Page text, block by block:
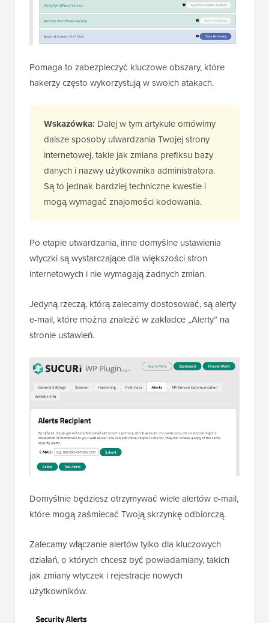
Pomaga to zabezpieczyć kluczowe obszary, które
hakerzy często wykorzystują w swoich atakach.
Wskazówka: Dalej w tym artykule omówimy
dalsze sposoby utwardzania Twojej strony
internetowej, takie jak zmiana prefiksu bazy
danych i nazwy użytkownika administratora.
Są to jednak bardziej techniczne kwestie i
mogą wymagać znajomości kodowania.
Po etapie utwardzania, inne domyślne ustawienia
wtyczki są wystarczające dla większości stron
internetowych i nie wymagają żadnych zmian.
Jedyną rzeczą, którą zalecamy dostosować, są alerty
e-mail, które można znaleźć w zakładce „Alerty” na
stronie ustawień.
Domyślnie będziesz otrzymywać wiele alertów e-mail,
które mogą zaśmiecać Twoją skrzynkę odbiorczą.
Zalecamy włączanie alertów tylko dla kluczowych
działań, o których chcesz być powiadamiany, takich
jak zmiany wtyczek i rejestracje nowych
użytkowników.